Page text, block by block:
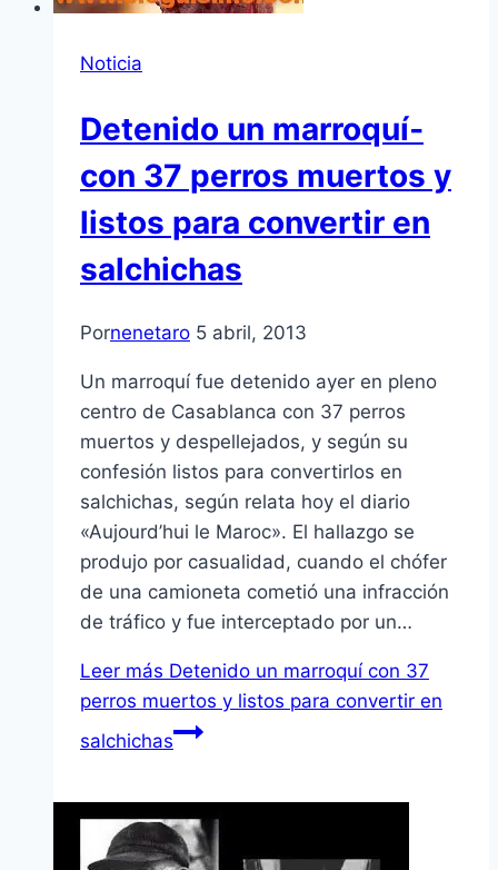
Noticia
Detenido un marroquí­
con 37 perros muertos y
listos para convertir en
salchichas
Pornenetaro 5 abril, 2013
Un marroquí­ fue detenido ayer en pleno
centro de Casablanca con 37 perros
muertos y despellejados, y según su
confesión listos para convertirlos en
salchichas, según relata hoy el diario
«Aujourd’hui le Maroc». El hallazgo se
produjo por casualidad, cuando el chófer
de una camioneta cometió una infracción
de tráfico y fue interceptado por un…
Leer más Detenido un marroquí­ con 37
perros muertos y listos para convertir en
salchichas